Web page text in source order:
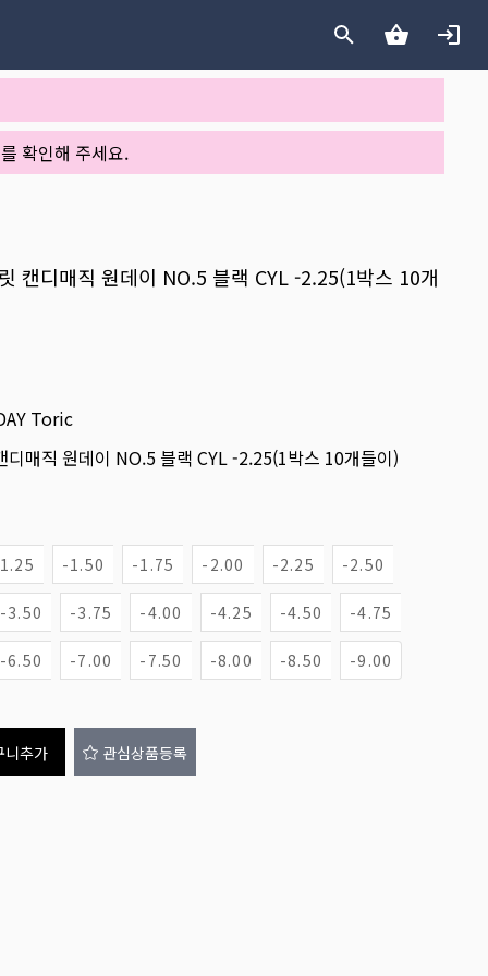
확인해 주세요.
캔디매직 원데이 NO.5 블랙 CYL -2.25(1박스 10개
Toric
디매직 원데이 NO.5 블랙 CYL -2.25(1박스 10개들이)
-1.50 -1.75 -2.00 -2.25 -2.50
-3.50 -3.75 -4.00 -4.25 -4.50 -4.75
-6.50 -7.00 -7.50 -8.00 -8.50 -9.00
니추가 관심상품등록